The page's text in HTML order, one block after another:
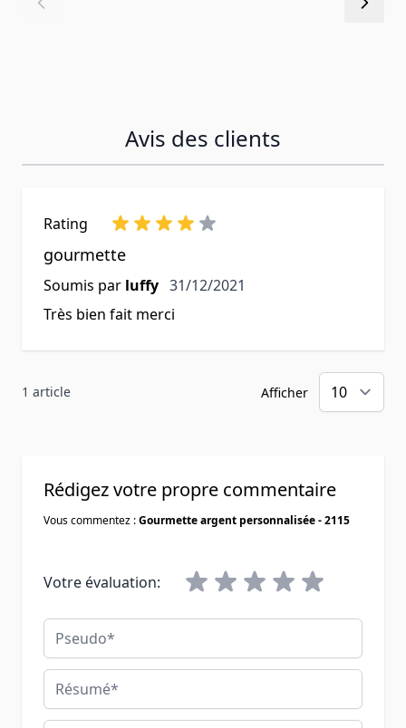
Avis des clients
Rating
gourmette
Soumis par luffy 31 décembre 2021
31/12/2021
Très bien fait merci
1 article Afficher
Rédigez votre propre commentaire
Vous commentez :Gourmette argent personnalisée - 2115
Votre évaluation:
Pseudo
Résumé